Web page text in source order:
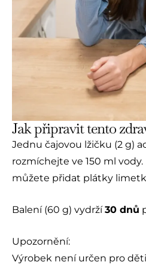
Jak připravit tento
Jednu čajovou lžičku (2 g)
rozmíchejte ve 150 ml
můžete přidat plátky
Balení (60 g) vydrží30 dnů
Upozornění:
Výrobek není určen pro